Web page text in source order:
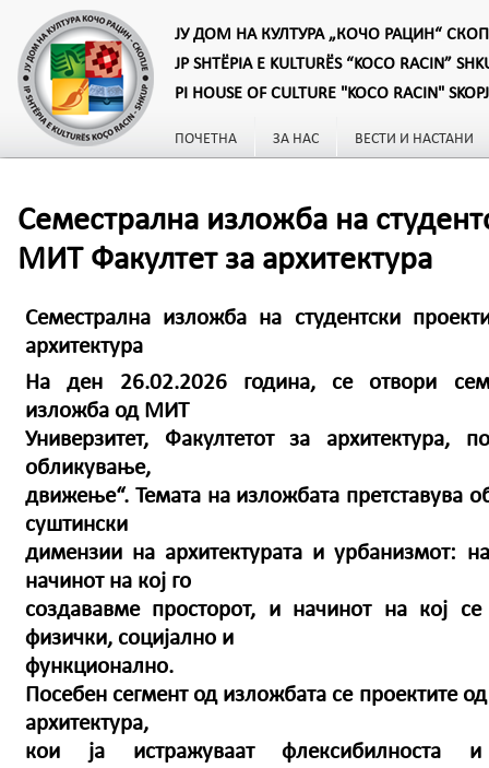
ЈУ ДОМ НА КУЛТУРА „КОЧО РАЦИН“
JP SHTËPIA E KULTURËS “KOCO RACIN”
PI HOUSE OF CULTURE "KOCO RACIN"
ПОЧЕТНА ЗА НАС ВЕСТИ И НАСТАНИ
Семестрална изложба на
МИТ Факултет за архитектура
Семестрална изложба на студентски
архитектура
На ден 26.02.2026 година, се отвори
изложба од МИТ
Универзитет, Факултетот за архитектура,
обликување,
движење“. Темата на изложбата претставува
суштински
димензии на архитектурата и урбанизмот:
начинот на кој го
создававме просторот, и начинот на кој
физички, социјално и
функционално.
Посебен сегмент од изложбата се проектите
архитектура,
кои ја истражуваат флексибилноста